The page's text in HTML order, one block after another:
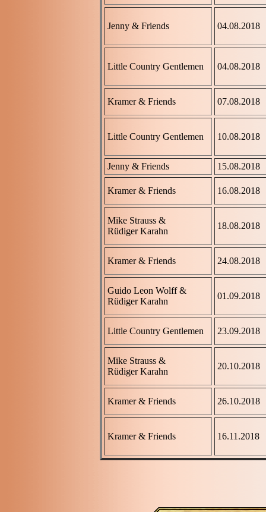
Jenny & Friends 04.08.2018
Little Country Gentlemen 04.08.2018
Kramer & Friends 07.08.2018
Little Country Gentlemen 10.08.2018
Jenny & Friends 15.08.2018
Kramer & Friends 16.08.2018
Mike Strauss &
Rüdiger Karahn
18.08.2018
Kramer & Friends 24.08.2018
Guido Leon Wolff &
Rüdiger Karahn
01.09.2018
Little Country Gentlemen 23.09.2018
Mike Strauss &
Rüdiger Karahn
20.10.2018
Kramer & Friends 26.10.2018
Kramer & Friends 16.11.2018